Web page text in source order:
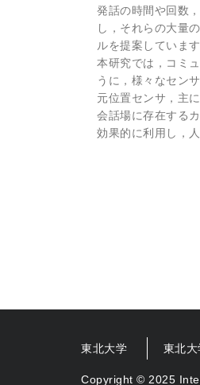
発話の時間や回数
し，それらの大量
ルを提案しています
本研究では，コミ
うに，様々なセン
元位置センサ，主
会話場に存在する
効果的に利用し，
東北大学 東北
Copyright © 2025